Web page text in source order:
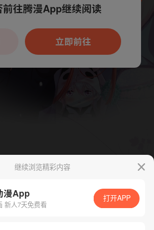
App免费看
继续浏览精彩内容
漫App
新人7天免费看
打开APP
仅支持App阅读，可打开App新用
户7天免费看
前往腾漫App继续阅读
立即前往